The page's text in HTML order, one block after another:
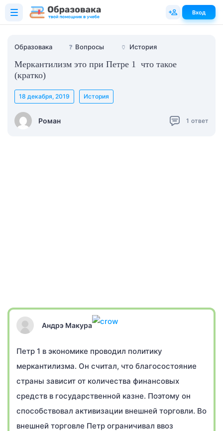
Образовака ❓ Вопросы 🏺 История
Меркантилизм это при Петре 1 что такое
(кратко)
Роман
18 декабря, 2019 История
1 ответ
Андрэ Макура
Петр 1 в экономике проводил политику
меркантилизма. Он считал, что благосостояние
страны зависит от количества финансовых
средств в государственной казне. Поэтому он
способствовал активизации внешней торговли. Во
внешней торговле Петр ограничивал ввоз
Вход